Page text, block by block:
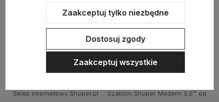
Sklep internetowy Shoper.pl Szablon Shoper Modern 3.0™ od
Zaakceptuj tylko niezbędne
Dostosuj zgody
Zaakceptuj wszystkie